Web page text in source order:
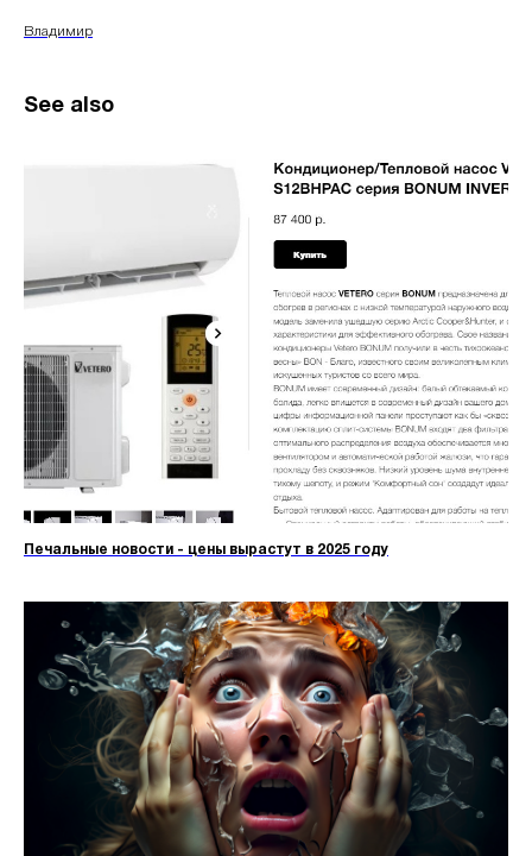
Владимир
See also
Печальные новости - цены вырастут в 2025 году